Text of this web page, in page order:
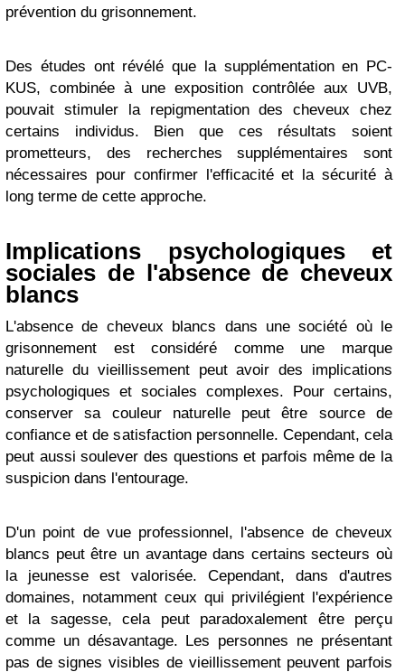
prévention du grisonnement.
Des études ont révélé que la supplémentation en PC-
KUS, combinée à une exposition contrôlée aux UVB,
pouvait stimuler la repigmentation des cheveux chez
certains individus. Bien que ces résultats soient
prometteurs, des recherches supplémentaires sont
nécessaires pour confirmer l'efficacité et la sécurité à
long terme de cette approche.
Implications psychologiques et
sociales de l'absence de cheveux
blancs
L'absence de cheveux blancs dans une société où le
grisonnement est considéré comme une marque
naturelle du vieillissement peut avoir des implications
psychologiques et sociales complexes. Pour certains,
conserver sa couleur naturelle peut être source de
confiance et de satisfaction personnelle. Cependant, cela
peut aussi soulever des questions et parfois même de la
suspicion dans l'entourage.
D'un point de vue professionnel, l'absence de cheveux
blancs peut être un avantage dans certains secteurs où
la jeunesse est valorisée. Cependant, dans d'autres
domaines, notamment ceux qui privilégient l'expérience
et la sagesse, cela peut paradoxalement être perçu
comme un désavantage. Les personnes ne présentant
pas de signes visibles de vieillissement peuvent parfois